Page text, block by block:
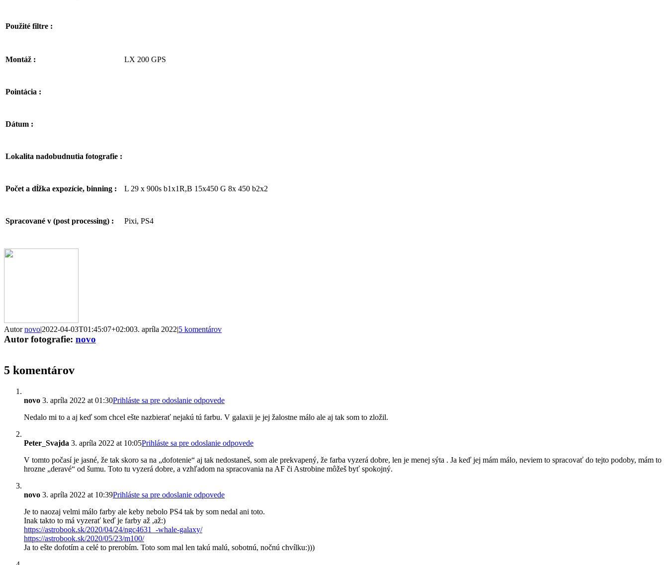
Použité filtre :
Montáž : LX 200 GPS
Pointácia :
Dátum :
Lokalita nadobudnutia fotografie :
Počet a dĺžka expozície, binning : L 29 x 900s b1x1R,B 15x450 G 8x 450 b2x2
Spracované v (post processing) : Pixi, PS4
Facebook
Email
Autornovo|2022-04-03T01:45:07+02:003. apríla 2022|5 komentárov
Autor fotografie: novo
5 komentárov
novo 3. apríla 2022 at 01:30Prihláste sa pre odoslanie odpovede
Nedalo mi to a aj keď som chcel ešte nazbierať nejakú tú farbu. V galaxii je jej žalostne málo ale aj tak som to zložil.
Peter_Svajda 3. apríla 2022 at 10:05Prihláste sa pre odoslanie odpovede
V tomto počasí je jasné, že tak skoro sa na „dofotenie“ aj tak nedostaneš, som ale prekvapený, že farba vyzerá dobre, len je menej sýta . Ja keď jej mám málo, neviem to spracovať do tejto podoby, mám to
hrozne „deravé“ od šumu. Toto tu vyzerá dobre, a vzhľadom na spracovania na AF či Astrobine môžeš byť spokojný.
novo 3. apríla 2022 at 10:39Prihláste sa pre odoslanie odpovede
Je to naozaj velmi málo farby ale keby nebolo PS4 tak by som nedal ani toto.
Inak takto to má vyzerať keď je farby až ,až:)
https://astrobook.sk/2020/04/24/ngc4631_-whale-galaxy/
https://astrobook.sk/2020/05/23/m100/
Ja to ešte dofotím a celé to prerobím. Toto som mal len takú malú, sobotnú, nočnú chvílku:)))